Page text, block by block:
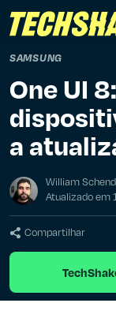
SAMSUNG
One UI
a
William
Atualizado em
Compartilhar